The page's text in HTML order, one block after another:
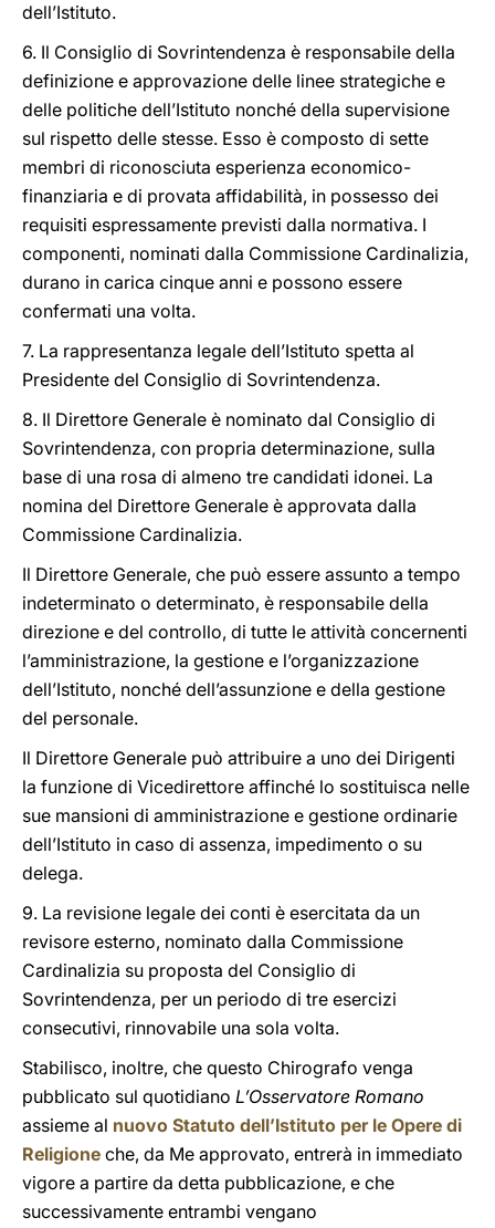
dell’Istituto.
6. Il Consiglio di Sovrintendenza è responsabile della
definizione e approvazione delle linee strategiche e
delle politiche dell’Istituto nonché della supervisione
sul rispetto delle stesse. Esso è composto di sette
membri di riconosciuta esperienza economico-
finanziaria e di provata affidabilità, in possesso dei
requisiti espressamente previsti dalla normativa. I
componenti, nominati dalla Commissione Cardinalizia,
durano in carica cinque anni e possono essere
confermati una volta.
7. La rappresentanza legale dell’Istituto spetta al
Presidente del Consiglio di Sovrintendenza.
8. Il Direttore Generale è nominato dal Consiglio di
Sovrintendenza, con propria determinazione, sulla
base di una rosa di almeno tre candidati idonei. La
nomina del Direttore Generale è approvata dalla
Commissione Cardinalizia.
Il Direttore Generale, che può essere assunto a tempo
indeterminato o determinato, è responsabile della
direzione e del controllo, di tutte le attività concernenti
l’amministrazione, la gestione e l’organizzazione
dell’Istituto, nonché dell’assunzione e della gestione
del personale.
Il Direttore Generale può attribuire a uno dei Dirigenti
la funzione di Vicedirettore affinché lo sostituisca nelle
sue mansioni di amministrazione e gestione ordinarie
dell’Istituto in caso di assenza, impedimento o su
delega.
9. La revisione legale dei conti è esercitata da un
revisore esterno, nominato dalla Commissione
Cardinalizia su proposta del Consiglio di
Sovrintendenza, per un periodo di tre esercizi
consecutivi, rinnovabile una sola volta.
Stabilisco, inoltre, che questo Chirografo venga
pubblicato sul quotidiano L’Osservatore Romano
assieme al nuovo Statuto dell’Istituto per le Opere di
Religione che, da Me approvato, entrerà in immediato
vigore a partire da detta pubblicazione, e che
successivamente entrambi vengano